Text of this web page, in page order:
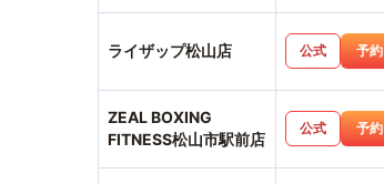
ライザップ松山店 公式 予約
ZEAL BOXING
FITNESS松山市駅前店
公式 予約